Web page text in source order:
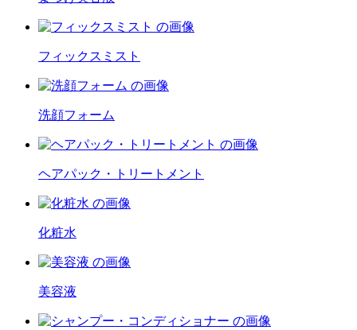
フィックスミスト
洗顔フォーム
ヘアパック・トリートメント
化粧水
美容液